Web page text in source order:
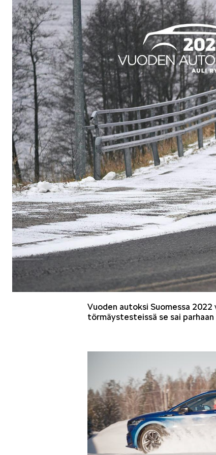
Vuoden autoksi Suomessa 2022
törmäystesteissä se sai